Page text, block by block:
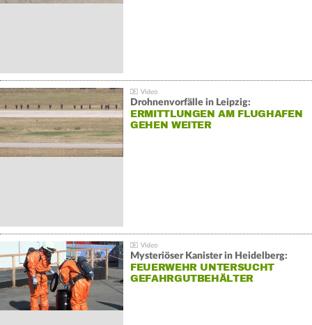
Drohnenvorfälle in Leipzig:
ERMITTLUNGEN AM FLUGHAFEN
GEHEN WEITER
Mysteriöser Kanister in Heidelberg:
FEUERWEHR UNTERSUCHT
GEFAHRGUTBEHÄLTER